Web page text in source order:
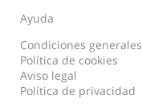
Ayuda
Condiciones generales
Política de cookies
Aviso legal
Política de privacidad